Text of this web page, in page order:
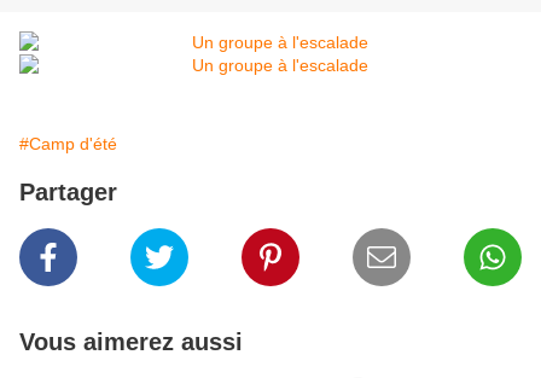
#Camp d'été
Partager
Vous aimerez aussi